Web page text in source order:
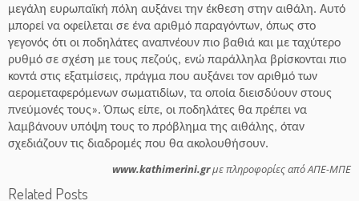
μεγάλη ευρωπαϊκή πόλη αυξάνει την έκθεση στην αιθάλη. Αυτό
μπορεί να οφείλεται σε ένα αριθμό παραγόντων, όπως στο
γεγονός ότι οι ποδηλάτες αναπνέουν πιο βαθιά και με ταχύτερο
ρυθμό σε σχέση με τους πεζούς, ενώ παράλληλα βρίσκονται πιο
κοντά στις εξατμίσεις, πράγμα που αυξάνει τον αριθμό των
αερομεταφερόμενων σωματιδίων, τα οποία διεισδύουν στους
πνεύμονές τους». Όπως είπε, οι ποδηλάτες θα πρέπει να
λαμβάνουν υπόψη τους το πρόβλημα της αιθάλης, όταν
σχεδιάζουν τις διαδρομές που θα ακολουθήσουν.
www.kathimerini.grμε πληροφορίες από ΑΠΕ-ΜΠΕ
Related Posts